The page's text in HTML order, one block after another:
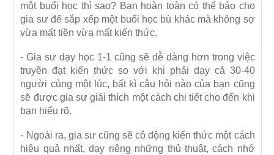
một buổi học thì sao? Bạn hoàn toàn có thể báo cho
gia sư để sắp xếp một buổi học bù khác mà không sợ
vừa mất tiền vừa mất kiến thức.
- Gia sư dạy học 1-1 cũng sẽ dễ dàng hơn trong việc
truyền đạt kiến thức so với khi phải dạy cả 30-40
người cùng một lúc, bất kì câu hỏi nào của bạn cũng
sẽ được gia sư giải thích một cách chi tiết cho đển khi
bạn hiểu rõ.
- Ngoài ra, gia sư cũng sẽ cô động kiến thức một cách
hiệu quả nhất, dạy riêng những thủ thuật, cách nhớ